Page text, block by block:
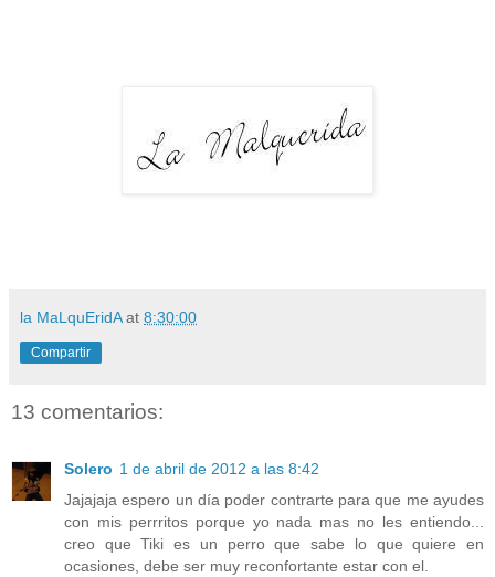
la MaLquEridA at 8:30:00
Compartir
13 comentarios:
Solero 1 de abril de 2012 a las 8:42
Jajajaja espero un día poder contrarte para que me ayudes
con mis perrritos porque yo nada mas no les entiendo...
creo que Tiki es un perro que sabe lo que quiere en
ocasiones, debe ser muy reconfortante estar con el.